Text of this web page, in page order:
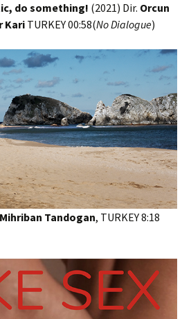
do something! (2021) Dir. Orcun
KariTURKEY 00:58(No Dialogue)
Mihriban Tandogan, TURKEY 8:18